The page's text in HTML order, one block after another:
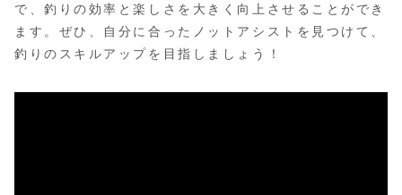
で、釣りの効率と楽しさを大きく向上させることができ
ます。ぜひ、自分に合ったノットアシストを見つけて、
釣りのスキルアップを目指しましょう！